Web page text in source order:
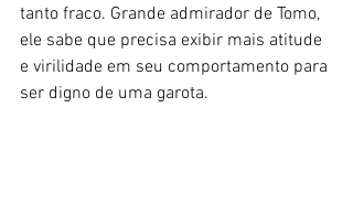
tanto fraco. Grande admirador de Tomo,
ele sabe que precisa exibir mais atitude
e virilidade em seu comportamento para
ser digno de uma garota.